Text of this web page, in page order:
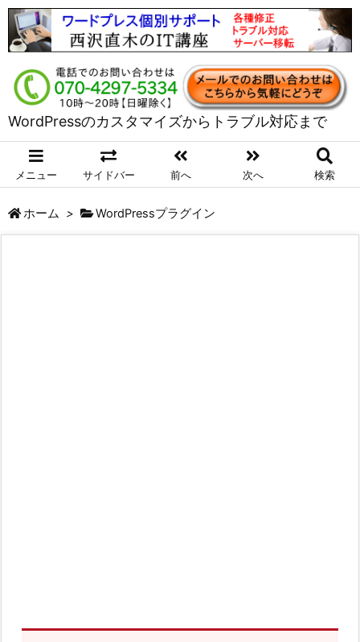
WordPressのカスタマイズからトラブル対応まで
メニュー サイドバー 前へ 次へ 検索
ホーム > WordPressプラグイン